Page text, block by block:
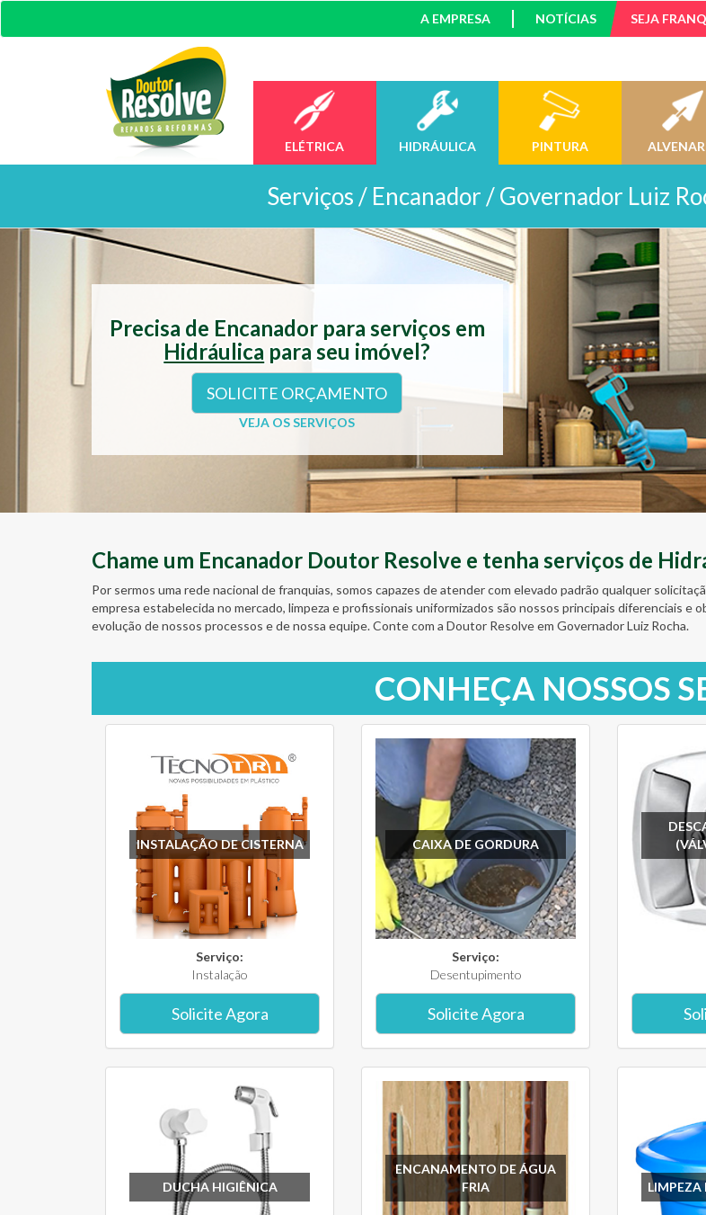
A EMPRESA NOTÍCIAS SEJA
ELÉTRICA HIDRÁULICA PINTURA
Serviços / Encanador / Governador Luiz
Precisa de Encanador para serviços em
Hidráulica para seu imóvel?
SOLICITE ORÇAMENTO
VEJA OS SERVIÇOS
Chame um Encanador Doutor Resolve e tenha serviços de
Por sermos uma rede nacional de franquias, somos capazes de atender com elevado padrão qualquer
empresa estabelecida no mercado, limpeza e profissionais uniformizados são nossos principais diferenciais
evolução de nossos processos e de nossa equipe. Conte com a Doutor Resolve em Governador Luiz Rocha.
CONHEÇA NOSSOS
INSTALAÇÃO DE CISTERNA
Serviço:
Instalação
Solicite Agora
CAIXA DE GORDURA
Serviço:
Desentupimento
Solicite Agora
DUCHA HIGIÊNICA
ENCANAMENTO DE ÁGUA
FRIA
LIMPEZA